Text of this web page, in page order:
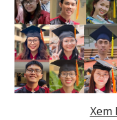
Xem